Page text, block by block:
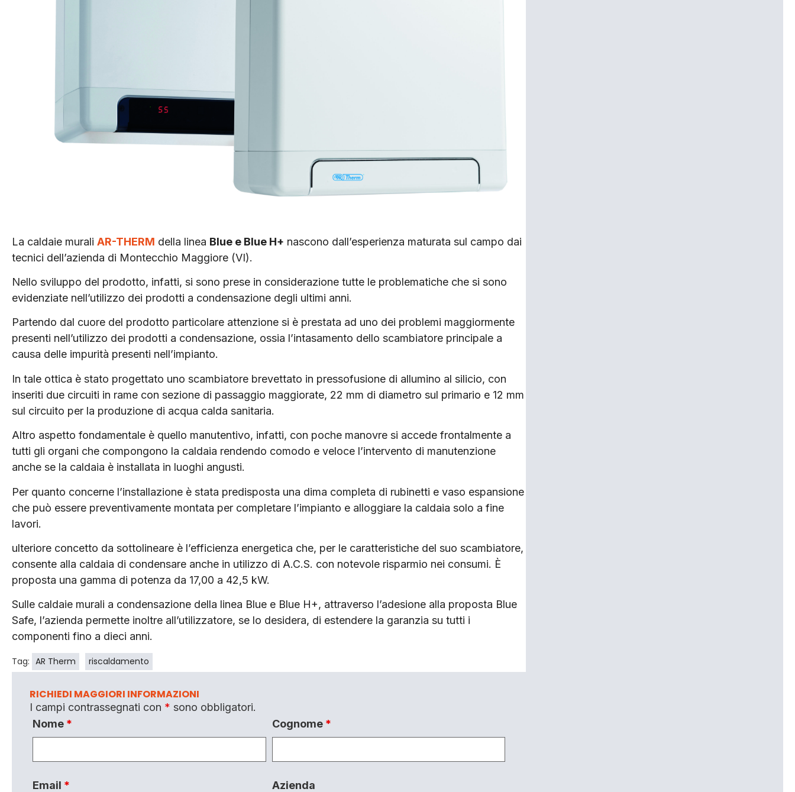
La caldaie murali AR-THERM della linea Blue e Blue H+ nascono dall’esperienza maturata sul campo dai
tecnici dell’azienda di Montecchio Maggiore (VI).
Nello sviluppo del prodotto, infatti, si sono prese in considerazione tutte le problematiche che si sono
evidenziate nell’utilizzo dei prodotti a condensazione degli ultimi anni.
Partendo dal cuore del prodotto particolare attenzione si è prestata ad uno dei problemi maggiormente
presenti nell’utilizzo dei prodotti a condensazione, ossia l’intasamento dello scambiatore principale a
causa delle impurità presenti nell’impianto.
In tale ottica è stato progettato uno scambiatore brevettato in pressofusione di allumino al silicio, con
inseriti due circuiti in rame con sezione di passaggio maggiorate, 22 mm di diametro sul primario e 12 mm
sul circuito per la produzione di acqua calda sanitaria.
Altro aspetto fondamentale è quello manutentivo, infatti, con poche manovre si accede frontalmente a
tutti gli organi che compongono la caldaia rendendo comodo e veloce l’intervento di manutenzione
anche se la caldaia è installata in luoghi angusti.
Per quanto concerne l’installazione è stata predisposta una dima completa di rubinetti e vaso espansione
che può essere preventivamente montata per completare l’impianto e alloggiare la caldaia solo a fine
lavori.
ulteriore concetto da sottolineare è l’efficienza energetica che, per le caratteristiche del suo scambiatore,
consente alla caldaia di condensare anche in utilizzo di A.C.S. con notevole risparmio nei consumi. È
proposta una gamma di potenza da 17,00 a 42,5 kW.
Sulle caldaie murali a condensazione della linea Blue e Blue H+, attraverso l’adesione alla proposta Blue
Safe, l’azienda permette inoltre all’utilizzatore, se lo desidera, di estendere la garanzia su tutti i
componenti fino a dieci anni.
Tag: AR Therm riscaldamento
RICHIEDI MAGGIORI INFORMAZIONI
I campi contrassegnati con * sono obbligatori.
Nome * Cognome *
Email * Azienda